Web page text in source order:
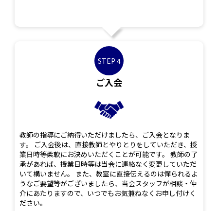
STEP 4
ご入会
教師の指導にご納得いただけましたら、ご入会となりま
す。 ご入会後は、直接教師とやりとりをしていただき、授
業日時等柔軟にお決めいただくことが可能です。 教師の了
承があれば、授業日時等は当会に連絡なく変更していただ
いて構いません。 また、教室に直接伝えるのは憚られるよ
うなご要望等がございましたら、当会スタッフが相談・仲
介にあたりますので、いつでもお気兼ねなくお申し付けく
ださい。